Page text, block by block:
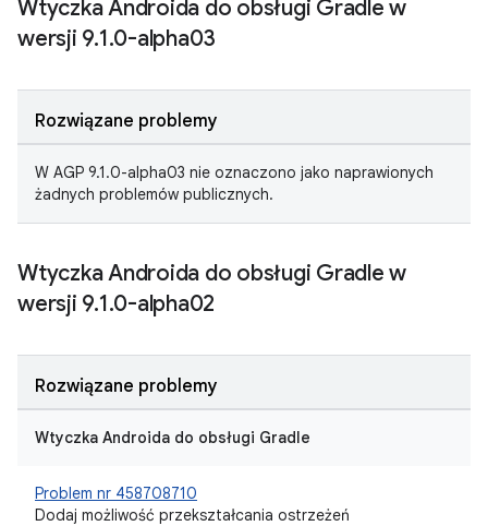
Wtyczka Androida do obsługi Gradle w
wersji 9.1.0-alpha03
Rozwiązane problemy
W AGP 9.1.0-alpha03 nie oznaczono jako naprawionych
żadnych problemów publicznych.
Wtyczka Androida do obsługi Gradle w
wersji 9.1.0-alpha02
Rozwiązane problemy
Wtyczka Androida do obsługi Gradle
Problem nr 458708710
Dodaj możliwość przekształcania ostrzeżeń